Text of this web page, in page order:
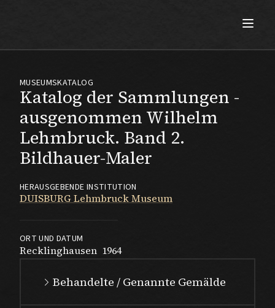
Katalog der Sammlungen -
ausgenommen Wilhelm
Lehmbruck. Band 2.
Bildhauer-Maler
MUSEUMSKATALOG
HERAUSGEBENDE INSTITUTION
DUISBURG Lehmbruck Museum
ORT UND DATUM
Recklinghausen 1964
Behandelte / Genannte Gemälde